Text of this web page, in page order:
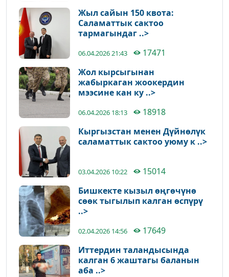
Жыл сайын 150 квота:
Саламаттык сактоо
тармагындаг ..>
06.04.2026 21:43
17471
Жол кырсыгынан
жабыркаган жоокердин
мээсине кан ку ..>
06.04.2026 18:13
18918
Кыргызстан менен Дүйнөлүк
саламаттык сактоо уюму к ..>
03.04.2026 10:22
15014
Бишкекте кызыл өңгөчүнө
сөөк тыгылып калган өспүрү
..>
02.04.2026 14:56
17649
Иттердин таландысында
калган 6 жаштагы баланын
аба ..>